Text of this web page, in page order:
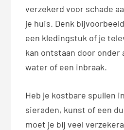
verzekerd voor schade
je huis. Denk
een kledingstuk of je
kan ontstaan door onder
water of een inbraak.
Heb je kostbare spullen
sieraden, kunst of een
moet je bij veel